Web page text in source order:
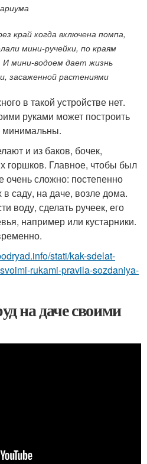
край когда включена помпа,
мини-ручейки, по краям
мини-водоем дает жизнь
засаженной растениями
в такой устройстве нет.
руками может построить
и из баков, бочек,
горшков. Главное, чтобы был
очень сложно: постепенно
саду, на даче, возле дома.
воду, сделать ручеек, его
например или кустарники.
stati/kak-sdelat-
rukami-pravila-sozdaniya-
на даче своими